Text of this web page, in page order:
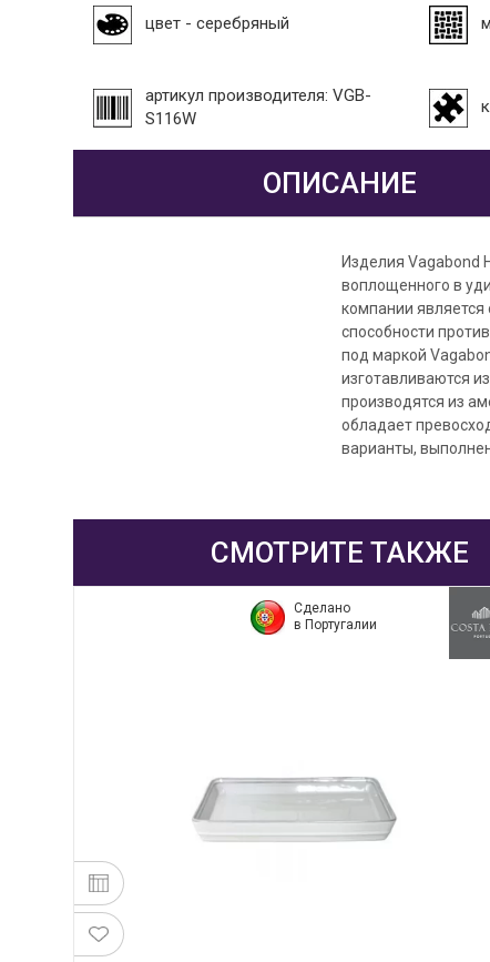
цвет - серебряный
артикул производителя: VGB-
S116W
ОПИСАНИЕ
Изделия Vagabond
воплощенного в
компании является
способности
под маркой
изготавливаются
производятся из
обладает
варианты,
СМОТРИТЕ ТАКЖЕ
Сделано
в Португалии